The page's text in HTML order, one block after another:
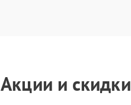
Акции и скидки